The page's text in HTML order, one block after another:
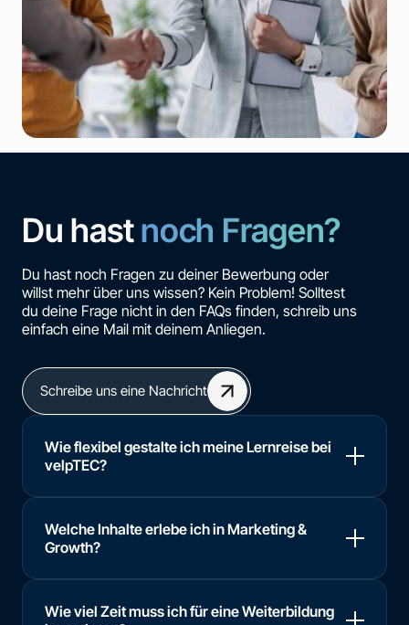
Du hastnoch Fragen?
Du hast noch Fragen zu deiner Bewerbung oder
willst mehr über uns wissen? Kein Problem! Solltest
du deine Frage nicht in den FAQs finden, schreib uns
einfach eine Mail mit deinem Anliegen.
Schreibe uns eine Nachricht
Wie flexibel gestalte ich meine Lernreise bei
velpTEC?
Welche Inhalte erlebe ich in Marketing &
Growth?
Wie viel Zeit muss ich für eine Weiterbildung